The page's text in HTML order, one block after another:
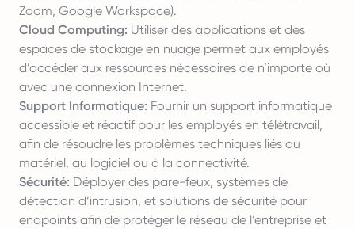
Zoom, Google Workspace).
Cloud Computing: Utiliser des applications et des
espaces de stockage en nuage permet aux employés
d’accéder aux ressources nécessaires de n’importe où
avec une connexion Internet.
Support Informatique: Fournir un support informatique
accessible et réactif pour les employés en télétravail,
afin de résoudre les problèmes techniques liés au
matériel, au logiciel ou à la connectivité.
Sécurité: Déployer des pare-feux, systèmes de
détection d’intrusion, et solutions de sécurité pour
endpoints afin de protéger le réseau de l’entreprise et